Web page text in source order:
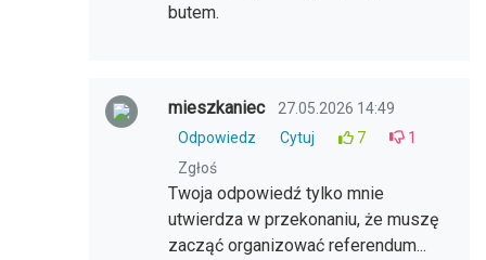
butem.
mieszkaniec
27.05.2026 14:49
Odpowiedz
Cytuj 7
1
Zgłoś
Twoja odpowiedź tylko mnie
utwierdza w przekonaniu, że muszę
zacząć organizować referendum...